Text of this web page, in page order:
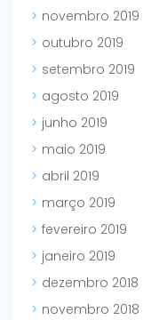
novembro 2019
outubro 2019
setembro 2019
agosto 2019
junho 2019
maio 2019
abril 2019
março 2019
fevereiro 2019
janeiro 2019
dezembro 2018
novembro 2018